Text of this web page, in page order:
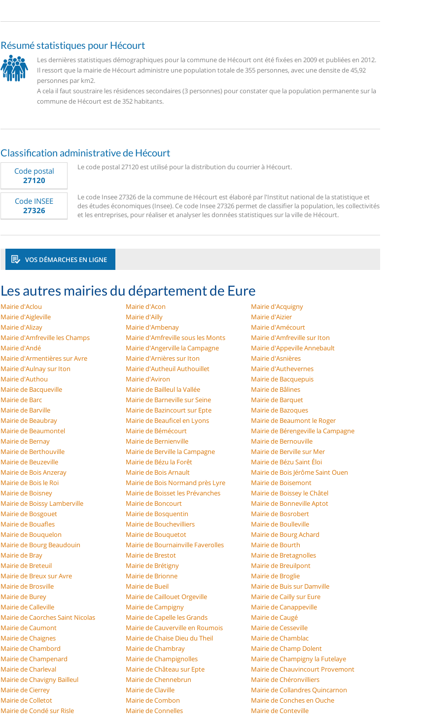
Résumé statistiques pour Hécourt
Les dernières statistiques démographiques pour la commune de Hécourt ont été fixées en 2009 et publiées en 2012.
Il ressort que la mairie de Hécourt administre une population totale de 355 personnes, avec une densite de 45,92
personnes par km2.
A cela il faut soustraire les résidences secondaires (3 personnes) pour constater que la population permanente sur la
commune de Hécourt est de 352 habitants.
Classification administrative de Hécourt
Code postal
27120
Le code postal 27120 est utilisé pour la distribution du courrier à Hécourt.
Code INSEE
27326
Le code Insee 27326 de la commune de Hécourt est élaboré par l'Institut national de la statistique et
des études économiques (Insee). Ce code Insee 27326 permet de classifier la population, les collectivités
et les entreprises, pour réaliser et analyser les données statistiques sur la ville de Hécourt.
VOS DÉMARCHES EN LIGNE
Les autres mairies du département de Eure
Mairie d'Aclou Mairie d'Acon
Mairie d'Acquigny
Mairie d'Aigleville
Mairie d'Ailly
Mairie d'Aizier
Mairie d'Alizay
Mairie d'Ambenay
Mairie d'Amécourt
Mairie d'Amfreville les Champs
Mairie d'Amfreville sous les Monts
Mairie d'Amfreville sur Iton
Mairie d'Andé
Mairie d'Angerville la Campagne
Mairie d'Appeville Annebault
Mairie d'Armentières sur Avre
Mairie d'Arnières sur Iton
Mairie d'Asnières
Mairie d'Aulnay sur Iton
Mairie d'Autheuil Authouillet
Mairie d'Authevernes
Mairie d'Authou
Mairie d'Aviron
Mairie de Bacquepuis
Mairie de Bacqueville
Mairie de Bailleul la Vallée
Mairie de Bâlines
Mairie de Barc
Mairie de Barneville sur Seine
Mairie de Barquet
Mairie de Barville
Mairie de Bazincourt sur Epte
Mairie de Bazoques
Mairie de Beaubray
Mairie de Beauficel en Lyons
Mairie de Beaumont le Roger
Mairie de Beaumontel
Mairie de Bémécourt
Mairie de Bérengeville la Campagne
Mairie de Bernay
Mairie de Bernienville
Mairie de Bernouville
Mairie de Berthouville
Mairie de Berville la Campagne
Mairie de Berville sur Mer
Mairie de Beuzeville
Mairie de Bézu la Forêt
Mairie de Bézu Saint Éloi
Mairie de Bois Anzeray
Mairie de Bois Arnault
Mairie de Bois Jérôme Saint Ouen
Mairie de Bois le Roi
Mairie de Bois Normand près Lyre
Mairie de Boisemont
Mairie de Boisney
Mairie de Boisset les Prévanches
Mairie de Boissey le Châtel
Mairie de Boissy Lamberville
Mairie de Boncourt
Mairie de Bonneville Aptot
Mairie de Bosgouet
Mairie de Bosquentin
Mairie de Bosrobert
Mairie de Bouafles
Mairie de Bouchevilliers
Mairie de Boulleville
Mairie de Bouquelon
Mairie de Bouquetot
Mairie de Bourg Achard
Mairie de Bourg Beaudouin
Mairie de Bournainville Faverolles
Mairie de Bourth
Mairie de Bray
Mairie de Brestot
Mairie de Bretagnolles
Mairie de Breteuil
Mairie de Brétigny
Mairie de Breuilpont
Mairie de Breux sur Avre
Mairie de Brionne
Mairie de Broglie
Mairie de Brosville
Mairie de Bueil
Mairie de Buis sur Damville
Mairie de Burey
Mairie de Caillouet Orgeville
Mairie de Cailly sur Eure
Mairie de Calleville
Mairie de Campigny
Mairie de Canappeville
Mairie de Caorches Saint Nicolas
Mairie de Capelle les Grands
Mairie de Caugé
Mairie de Caumont
Mairie de Cauverville en Roumois
Mairie de Cesseville
Mairie de Chaignes
Mairie de Chaise Dieu du Theil
Mairie de Chamblac
Mairie de Chambord
Mairie de Chambray
Mairie de Champ Dolent
Mairie de Champenard
Mairie de Champignolles
Mairie de Champigny la Futelaye
Mairie de Charleval
Mairie de Château sur Epte
Mairie de Chauvincourt Provemont
Mairie de Chavigny Bailleul
Mairie de Chennebrun
Mairie de Chéronvilliers
Mairie de Cierrey
Mairie de Claville
Mairie de Collandres Quincarnon
Mairie de Colletot
Mairie de Combon
Mairie de Conches en Ouche
Mairie de Condé sur Risle
Mairie de Connelles Mairie de Conteville